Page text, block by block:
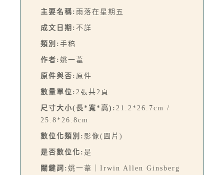
主要名稱: 雨落在星期五
成文日期: 不詳
類別: 手稿
作者: 姚一葦
原件與否: 原件
數量單位: 2張共2頁
尺寸大小(長*寬*高): 21.2*26.7cm /
25.8*26.8cm
數位化類別: 影像(圖片)
是否數位化: 是
關鍵詞: 姚一葦｜Irwin Allen Ginsberg